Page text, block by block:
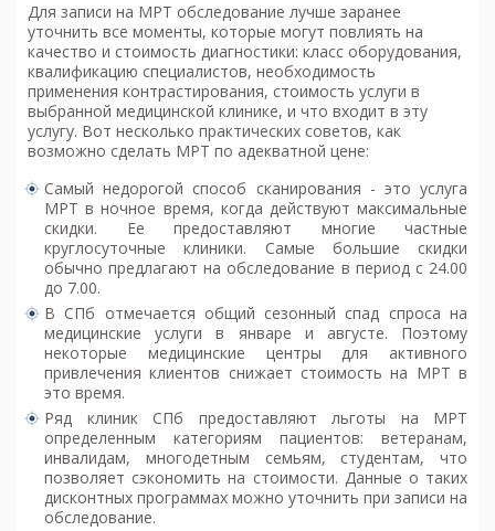
Для записи на МРТ обследование лучше заранее
уточнить все моменты, которые могут повлиять на
качество и стоимость диагностики: класс оборудования,
квалификацию специалистов, необходимость
применения контрастирования, стоимость услуги в
выбранной медицинской клинике, и что входит в эту
услугу. Вот несколько практических советов, как
возможно сделать МРТ по адекватной цене:
Самый недорогой способ сканирования - это услуга
МРТ в ночное время, когда действуют максимальные
скидки. Ее предоставляют многие частные
круглосуточные клиники. Самые большие скидки
обычно предлагают на обследование в период с 24.00
до 7.00.
В СПб отмечается общий сезонный спад спроса на
медицинские услуги в январе и августе. Поэтому
некоторые медицинские центры для активного
привлечения клиентов снижает стоимость на МРТ в
это время.
Ряд клиник СПб предоставляют льготы на МРТ
определенным категориям пациентов: ветеранам,
инвалидам, многодетным семьям, студентам, что
позволяет сэкономить на стоимости. Данные о таких
дисконтных программах можно уточнить при записи на
обследование.